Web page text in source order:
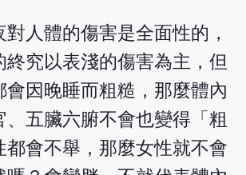
人體的傷害是全面性的，
終究以表淺的傷害為主，但
會因晚睡而粗糙，那麼體內
、五臟六腑不會也變得「粗
都會不舉，那麼女性就不會